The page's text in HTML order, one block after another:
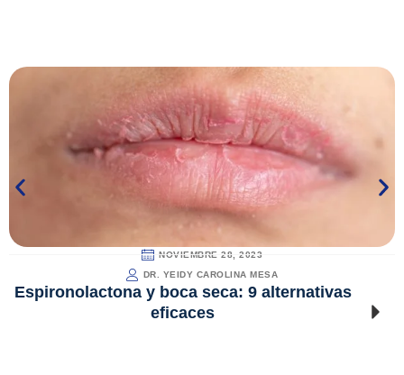
NOVIEMBRE 28, 2023
DR. YEIDY CAROLINA MESA
Espironolactona y boca seca: 9 alternativas
eficaces